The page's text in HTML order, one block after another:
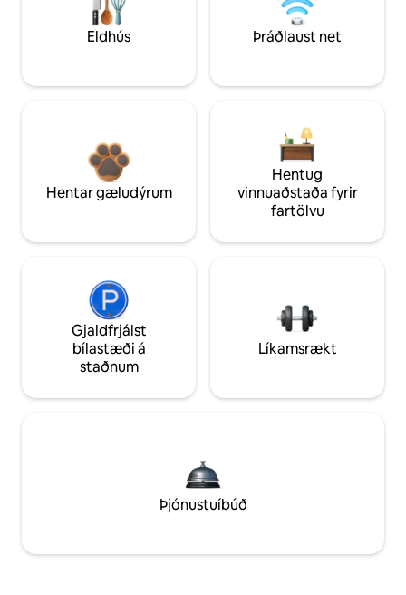
Eldhús Þráðlaust net
Hentar gæludýrum
Hentug
vinnuaðstaða fyrir
fartölvu
Gjaldfrjálst
bílastæði á
staðnum
Líkamsrækt
Þjónustuíbúð